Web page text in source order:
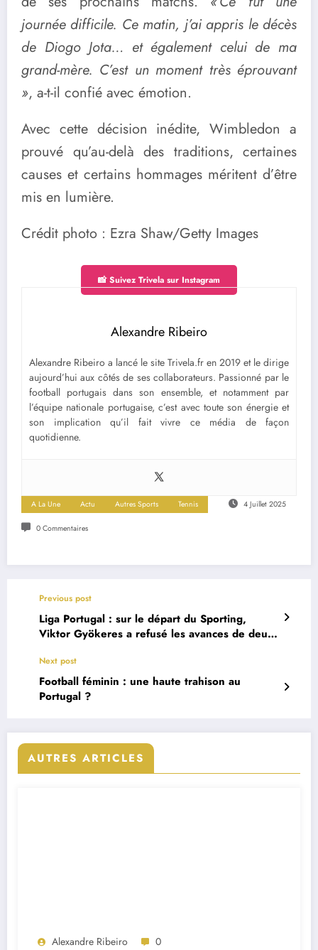
journée difficile. Ce matin, j’ai appris le décès
de Diogo Jota… et également celui de ma
grand-mère. C’est un moment très éprouvant
», a-t-il confié avec émotion.
Avec cette décision inédite, Wimbledon a
prouvé qu’au-delà des traditions, certaines
causes et certains hommages méritent d’être
mis en lumière.
Crédit photo : Ezra Shaw/Getty Images
📸 Suivez Trivela sur Instagram
Alexandre Ribeiro
Alexandre Ribeiro a lancé le site Trivela.fr en 2019 et le dirige
aujourd’hui aux côtés de ses collaborateurs. Passionné par le
football portugais dans son ensemble, et notamment par
l’équipe nationale portugaise, c’est avec toute son énergie et
son implication qu’il fait vivre ce média de façon
quotidienne.
A La Une Actu Autres Sports Tennis 4 Juillet 2025
0 Commentaires
Previous post
Liga Portugal : sur le départ du Sporting,
Viktor Gyökeres a refusé les avances de deux
Next post
Football féminin : une haute trahison au
Portugal ?
AUTRES ARTICLES
Alexandre Ribeiro 0